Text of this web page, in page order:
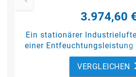
3.974,60
Ein stationärer
einer Entfeuchtungsleistung
Tag (bei 30 °C /
VERGLEICHEN